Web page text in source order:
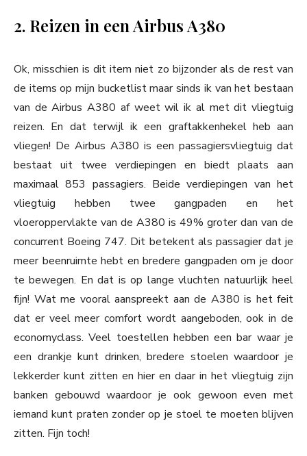
2. Reizen in een Airbus A380
Ok, misschien is dit item niet zo bijzonder als de rest van
de items op mijn bucketlist maar sinds ik van het bestaan
van de Airbus A380 af weet wil ik al met dit vliegtuig
reizen. En dat terwijl ik een graftakkenhekel heb aan
vliegen! De Airbus A380 is een passagiersvliegtuig dat
bestaat uit twee verdiepingen en biedt plaats aan
maximaal 853 passagiers. Beide verdiepingen van het
vliegtuig hebben twee gangpaden en het
vloeroppervlakte van de A380 is 49% groter dan van de
concurrent Boeing 747. Dit betekent als passagier dat je
meer beenruimte hebt en bredere gangpaden om je door
te bewegen. En dat is op lange vluchten natuurlijk heel
fijn! Wat me vooral aanspreekt aan de A380 is het feit
dat er veel meer comfort wordt aangeboden, ook in de
economyclass. Veel toestellen hebben een bar waar je
een drankje kunt drinken, bredere stoelen waardoor je
lekkerder kunt zitten en hier en daar in het vliegtuig zijn
banken gebouwd waardoor je ook gewoon even met
iemand kunt praten zonder op je stoel te moeten blijven
zitten. Fijn toch!